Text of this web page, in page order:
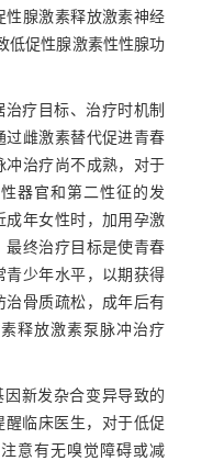
性腺激素释放激素神经
低促性腺激素性性腺功
治疗目标、治疗时机制
过雌激素替代促进青春
冲治疗尚不成熟，对于
器官和第二性征的发
成年女性时，加用孕激
最终治疗目标是使青春
青少年水平，以期获得
治骨质疏松，成年后有
释放激素泵脉冲治疗
因新发杂合变异导致的
醒临床医生，对于低促
意有无嗅觉障碍或减